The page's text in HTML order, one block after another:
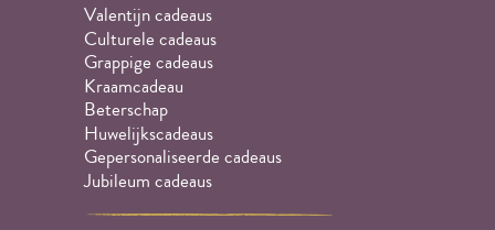
Valentijn cadeaus
Culturele cadeaus
Grappige cadeaus
Kraamcadeau
Beterschap
Huwelijkscadeaus
Gepersonaliseerde cadeaus
Jubileum cadeaus